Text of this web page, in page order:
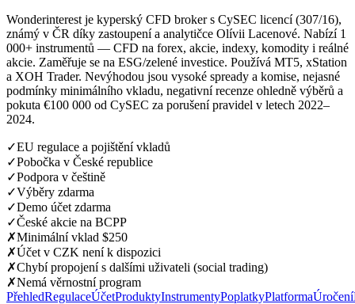
Wonderinterest je kyperský CFD broker s CySEC licencí (307/16),
známý v ČR díky zastoupení a analytičce Olívii Lacenové. Nabízí 1
000+ instrumentů — CFD na forex, akcie, indexy, komodity i reálné
akcie. Zaměřuje se na ESG/zelené investice. Používá MT5, xStation
a XOH Trader. Nevýhodou jsou vysoké spready a komise, nejasné
podmínky minimálního vkladu, negativní recenze ohledně výběrů a
pokuta €100 000 od CySEC za porušení pravidel v letech 2022–
2024.
✓EU regulace a pojištění vkladů
✓Pobočka v České republice
✓Podpora v češtině
✓Výběry zdarma
✓Demo účet zdarma
✓České akcie na BCPP
✗Minimální vklad $250
✗Účet v CZK není k dispozici
✗Chybí propojení s dalšími uživateli (social trading)
✗Nemá věrnostní program
PřehledRegulaceÚčetProduktyInstrumentyPoplatkyPlatformaÚročení